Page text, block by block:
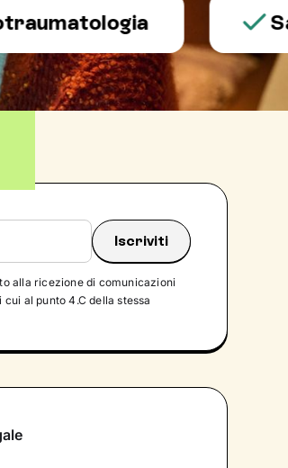
alla ricezione di comunicazioni
al punto 4.C della stessa